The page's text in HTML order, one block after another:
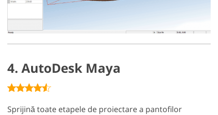
4. AutoDesk Maya
Sprijină toate etapele de proiectare a pantofilor